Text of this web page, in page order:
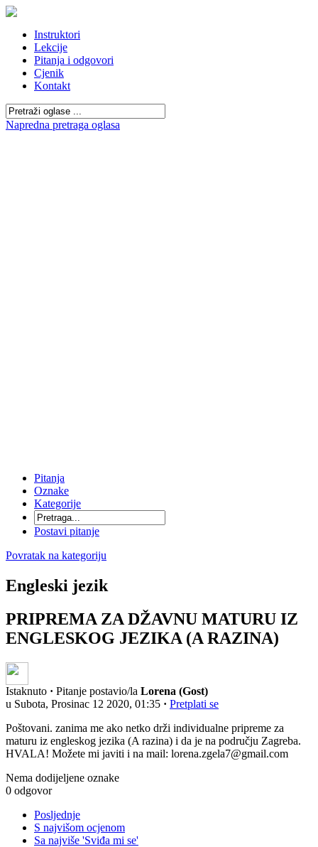
Instruktori
Lekcije
Pitanja i odgovori
Cjenik
Kontakt
Napredna pretraga oglasa
Pitanja
Oznake
Kategorije
Postavi pitanje
Povratak na kategoriju
Engleski jezik
PRIPREMA ZA DŽAVNU MATURU IZ
ENGLESKOG JEZIKA (A RAZINA)
Istaknuto · Pitanje postavio/la Lorena (Gost)
u Subota, Prosinac 12 2020, 01:35 · Pretplati se
Poštovani. zanima me ako netko drži individualne pripreme za
maturu iz engleskog jezika (A razina) i da je na području Zagreba.
HVALA! Možete mi javiti i na mail: lorena.zgela7@gmail.com
Nema dodijeljene oznake
0 odgovor
Posljednje
S najvišom ocjenom
Sa najviše 'Sviđa mi se'